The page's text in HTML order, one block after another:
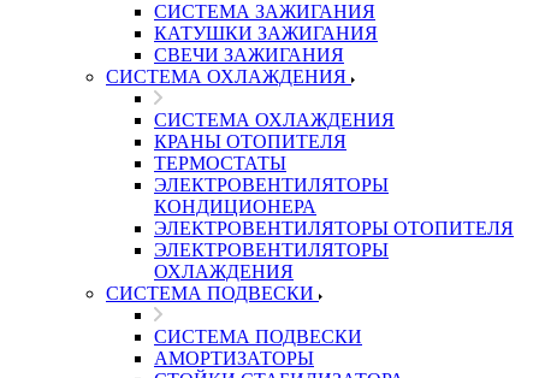
СИСТЕМА ЗАЖИГАНИЯ
КАТУШКИ ЗАЖИГАНИЯ
СВЕЧИ ЗАЖИГАНИЯ
СИСТЕМА ОХЛАЖДЕНИЯ
СИСТЕМА ОХЛАЖДЕНИЯ
КРАНЫ ОТОПИТЕЛЯ
ТЕРМОСТАТЫ
ЭЛЕКТРОВЕНТИЛЯТОРЫ
КОНДИЦИОНЕРА
ЭЛЕКТРОВЕНТИЛЯТОРЫ ОТОПИТЕЛЯ
ЭЛЕКТРОВЕНТИЛЯТОРЫ
ОХЛАЖДЕНИЯ
СИСТЕМА ПОДВЕСКИ
СИСТЕМА ПОДВЕСКИ
АМОРТИЗАТОРЫ